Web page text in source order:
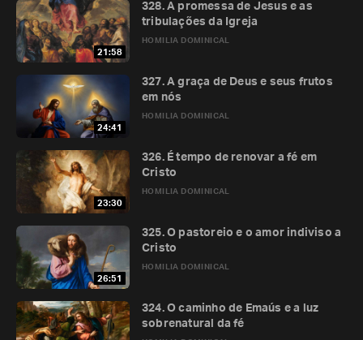
21:58
HOMILIA DOMINICAL
328. A promessa de Jesus e as
tribulações da Igreja
24:41
HOMILIA DOMINICAL
327. A graça de Deus e seus frutos
em nós
23:30
HOMILIA DOMINICAL
326. É tempo de renovar a fé em
Cristo
26:51
HOMILIA DOMINICAL
325. O pastoreio e o amor indiviso a
Cristo
324. O caminho de Emaús e a luz
sobrenatural da fé